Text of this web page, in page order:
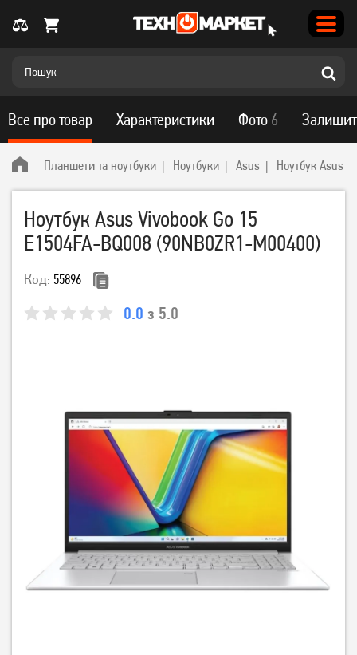
Планшети та ноутбуки Ноутбуки Asus Ноутбук Asus
Ноутбук Asus Vivobook Go 15
E1504FA-BQ008 (90NB0ZR1-M00400)
Код: 55896
0.0 з 5.0
Все про товар Характеристики Фото 6